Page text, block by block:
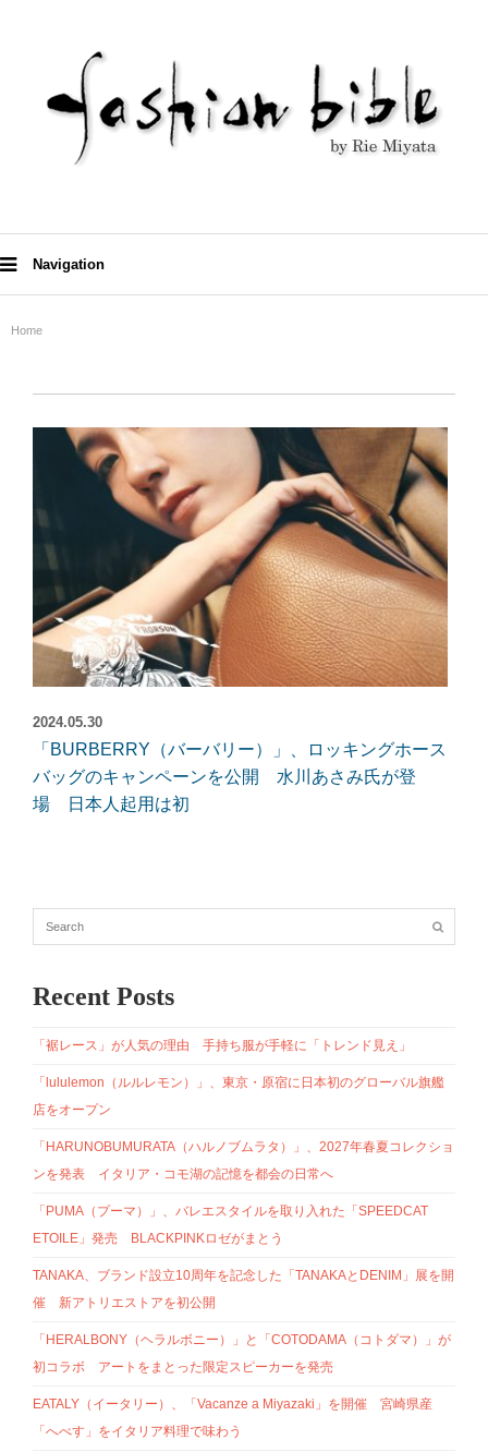
Navigation
Home
2024.05.30
「BURBERRY（バーバリー）」、ロッキングホース
バッグのキャンペーンを公開 水川あさみ氏が登
場 日本人起用は初
Recent Posts
「裾レース」が人気の理由 手持ち服が手軽に「トレンド見え」
「lululemon（ルルレモン）」、東京・原宿に日本初のグローバル旗艦
店をオープン
「HARUNOBUMURATA（ハルノブムラタ）」、2027年春夏コレクショ
ンを発表 イタリア・コモ湖の記憶を都会の日常へ
「PUMA（プーマ）」、バレエスタイルを取り入れた「SPEEDCAT
ETOILE」発売 BLACKPINKロゼがまとう
TANAKA、ブランド設立10周年を記念した「TANAKAとDENIM」展を開
催 新アトリエストアを初公開
「HERALBONY（ヘラルボニー）」と「COTODAMA（コトダマ）」が
初コラボ アートをまとった限定スピーカーを発売
EATALY（イータリー）、「Vacanze a Miyazaki」を開催 宮崎県産
「へべす」をイタリア料理で味わう